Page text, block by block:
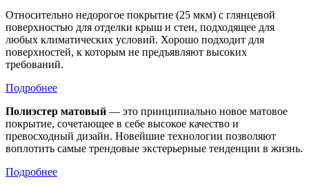
Относительно недорогое покрытие (25 мкм) с глянцевой
поверхностью для отделки крыш и стен, подходящее для
любых климатических условий. Хорошо подходит для
поверхностей, к которым не предъявляют высоких
требований.
Подробнее
Полиэстер матовый — это принципиально новое матовое
покрытие, сочетающее в себе высокое качество и
превосходный дизайн. Новейшие технологии позволяют
воплотить самые трендовые экстерьерные тенденции в жизнь.
Подробнее